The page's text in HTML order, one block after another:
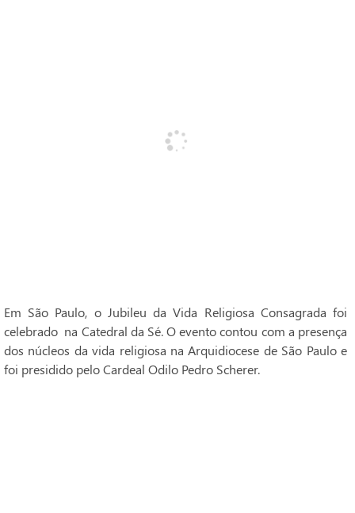
Em São Paulo, o Jubileu da Vida Religiosa Consagrada foi
celebrado na Catedral da Sé. O evento contou com a presença
dos núcleos da vida religiosa na Arquidiocese de São Paulo e
foi presidido pelo Cardeal Odilo Pedro Scherer.